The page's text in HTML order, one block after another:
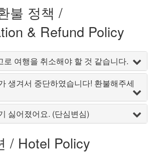
불 정책 /
& Refund Policy
로 여행을 취소해야 할 것 같습니다.
생겨서 중단하였습니다! 환불해주세
싫어졌어요. (단심변심)
/ Hotel Policy